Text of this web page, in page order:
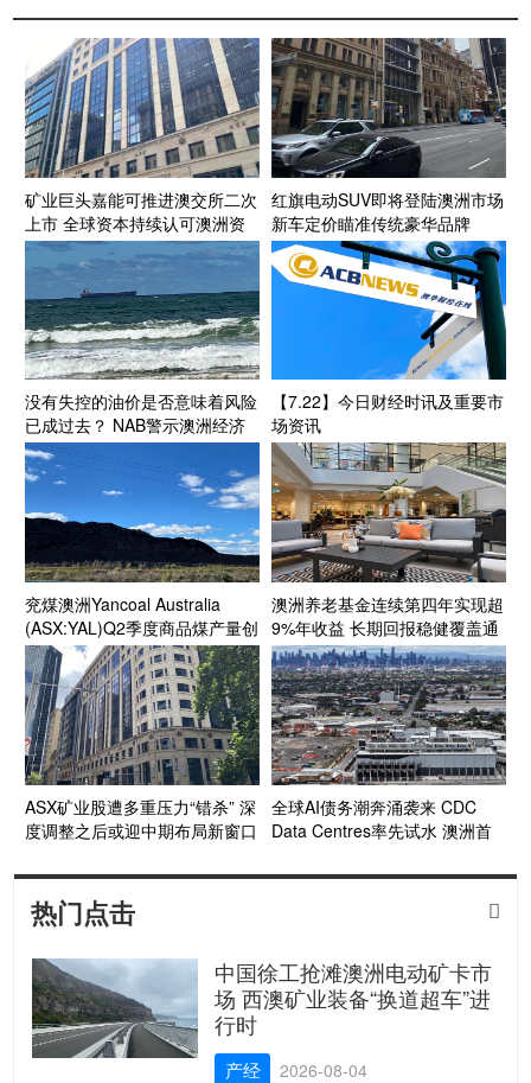
矿业巨头嘉能可推进澳交所二次
上市 全球资本持续认可澳洲资
源投资生态
红旗电动SUV即将登陆澳洲市场
新车定价瞄准传统豪华品牌
没有失控的油价是否意味着风险
已成过去？ NAB警示澳洲经济
面临“滚动式”能源成本压力
【7.22】今日财经时讯及重要市
场资讯
兖煤澳洲Yancoal Australia
(ASX:YAL)Q2季度商品煤产量创
新高 年产量预计达指导区间上
段 Kestrel煤矿收购获FIRB批准
收官在望
澳洲养老基金连续第四年实现超
9%年收益 长期回报稳健覆盖通
胀目标
ASX矿业股遭多重压力“错杀” 深
度调整之后或迎中期布局新窗口
全球AI债务潮奔涌袭来 CDC
Data Centres率先试水 澳洲首
热门点击 
中国徐工抢滩澳洲电动矿卡市
场 西澳矿业装备“换道超车”进
行时
产经 2026-08-04